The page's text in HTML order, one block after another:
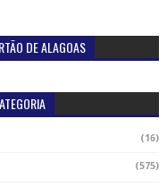
DE ALAGOAS
(16)
(575)